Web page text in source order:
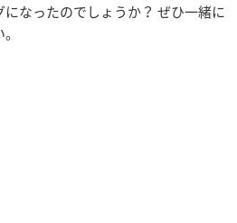
なったのでしょうか？ ぜひ一緒に